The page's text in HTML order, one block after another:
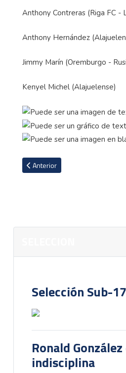
Anthony Contreras (Riga FC -
Anthony Hernández
Jimmy Marín (Oremburgo -
Kenyel Michel (Alajuelense)
Artículo anterior: Las ausencias
Anterior
Selección Sub-
Ronald
indisciplina